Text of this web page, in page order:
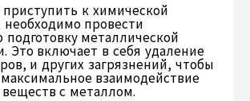
к химической
необходимо провести
металлической
Это включает в себя удаление
и других загрязнений, чтобы
взаимодействие
с металлом.